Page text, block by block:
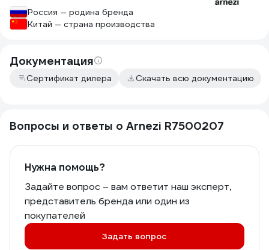
Россия — родина бренда
Китай — страна производства
Документация
Сертификат дилера Скачать всю документацию
Вопросы и ответы о Arnezi R7500207
Нужна помощь?
Задайте вопрос – вам ответит наш эксперт,
представитель бренда или один из
покупателей
Задать вопрос